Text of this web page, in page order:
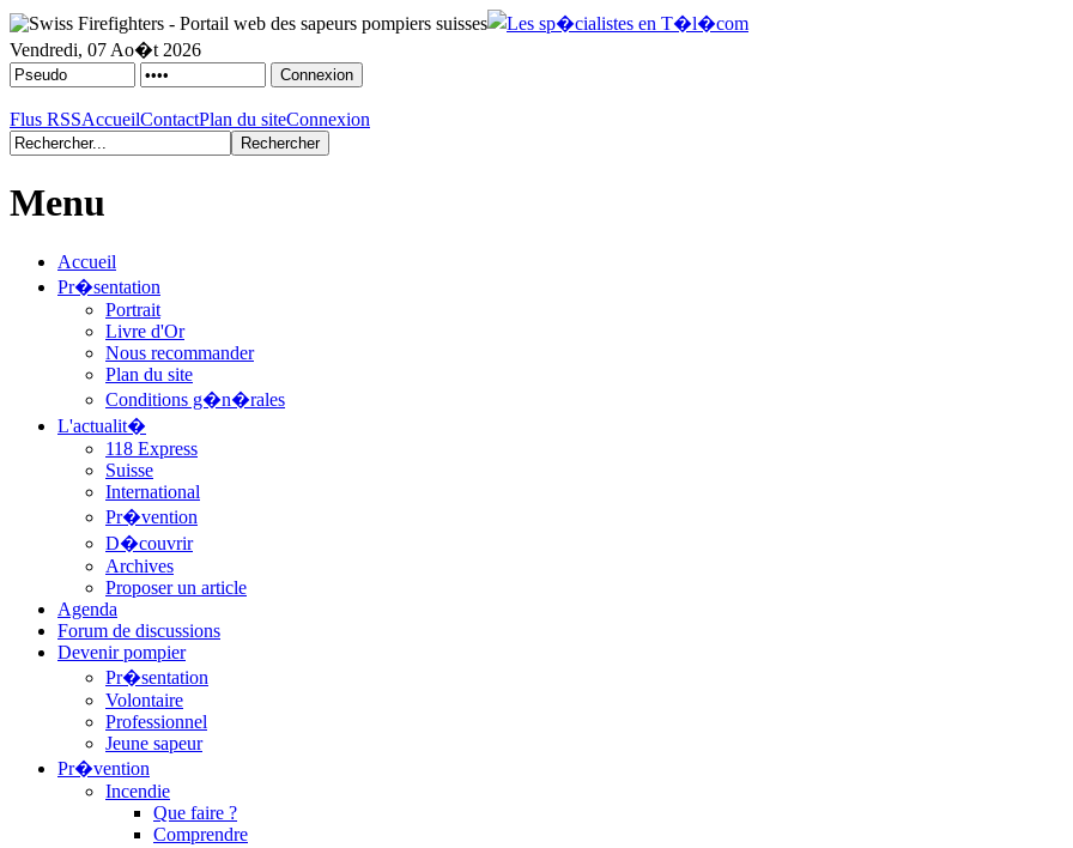
Vendredi, 07 Ao�t 2026
Flus RSSAccueilContactPlan du siteConnexion
Menu
Accueil
Pr�sentation
Portrait
Livre d'Or
Nous recommander
Plan du site
Conditions g�n�rales
L'actualit�
118 Express
Suisse
International
Pr�vention
D�couvrir
Archives
Proposer un article
Agenda
Forum de discussions
Devenir pompier
Pr�sentation
Volontaire
Professionnel
Jeune sapeur
Pr�vention
Incendie
Que faire ?
Comprendre